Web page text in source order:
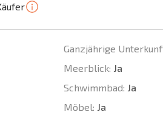
Ganzjährige
Meerblick: Ja
Schwimmbad: Ja
Möbel: Ja